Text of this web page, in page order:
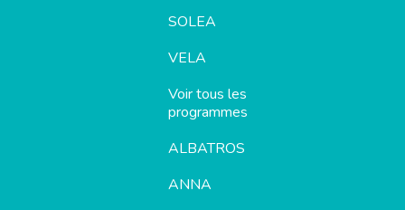
SOLEA
VELA
Voir tous les
programmes
ALBATROS
ANNA